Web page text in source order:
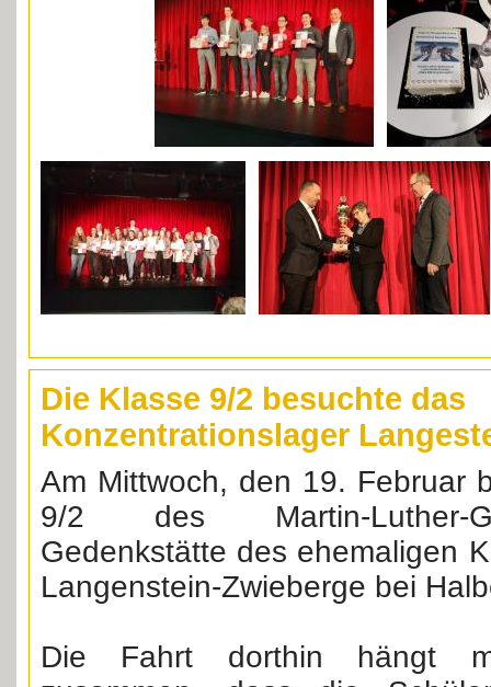
Die Klasse 9/2 besuchte das
Konzentrationslager
Am Mittwoch, den 19. Februar
9/2 des Martin-Luther-
Gedenkstätte des ehemaligen
Langenstein-Zwieberge bei
Die Fahrt dorthin hängt